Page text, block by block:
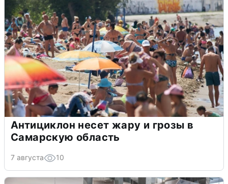
Антициклон несет жару и грозы в
Самарскую область
7 августа 10